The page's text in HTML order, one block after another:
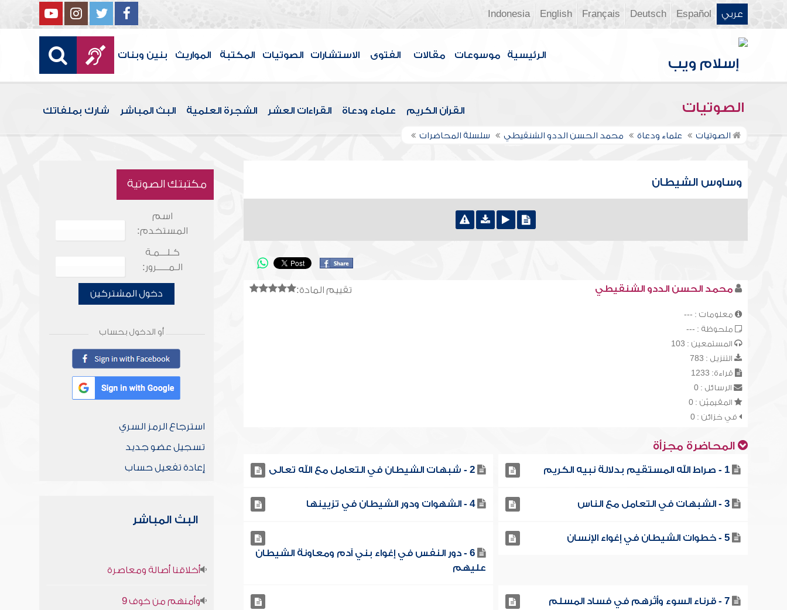
عربي Español
Deutsch
Français
English
Indonesia
الرئيسية موسوعات مقالات الفتوى الاستشارات الصوتيات المكتبة المواريث بنين وبنات
الصوتيات القرآن الكريم علماء ودعاة القراءات العشر الشجرة العلمية البث المباشر شارك بملفاتك
الصوتيات علماء ودعاة محمد الحسن الددو الشنقيطي سلسلة المحاضرات
وساوس الشيطان
تقييم المادة: محمد الحسن الددو الشنقيطي
معلومات : ---
ملحوظة : ---
المستمعين : 103
التنزيل : 783
قراءة: 1233
الرسائل : 0
المقيميّن : 0
في خزائن : 0
المحاضرة مجزأة
1 - صراط الله المستقيم بدلالة نبيه الكريم 2 - شبهات الشيطان في التعامل مع الله تعالى
3 - الشبهات في التعامل مع الناس 4 - الشهوات ودور الشيطان في تزيينها
5 - خطوات الشيطان في إغواء الإنسان
6 - دور النفس في إغواء بني آدم ومعاونة الشيطان
عليهم
7 - قرناء السوء وأثرهم في فساد المسلم
مكتبتك الصوتية
اسم
المستخدم:
كـلـــمـة
الـمـــــرور:
دخول المشتركين
أو الدخول بحساب
استرجاع الرمز السري
تسجيل عضو جديد
إعادة تفعيل حساب
البث المباشر
أخلاقنا أصالة ومعاصرة
وأمنهم من خوف 9